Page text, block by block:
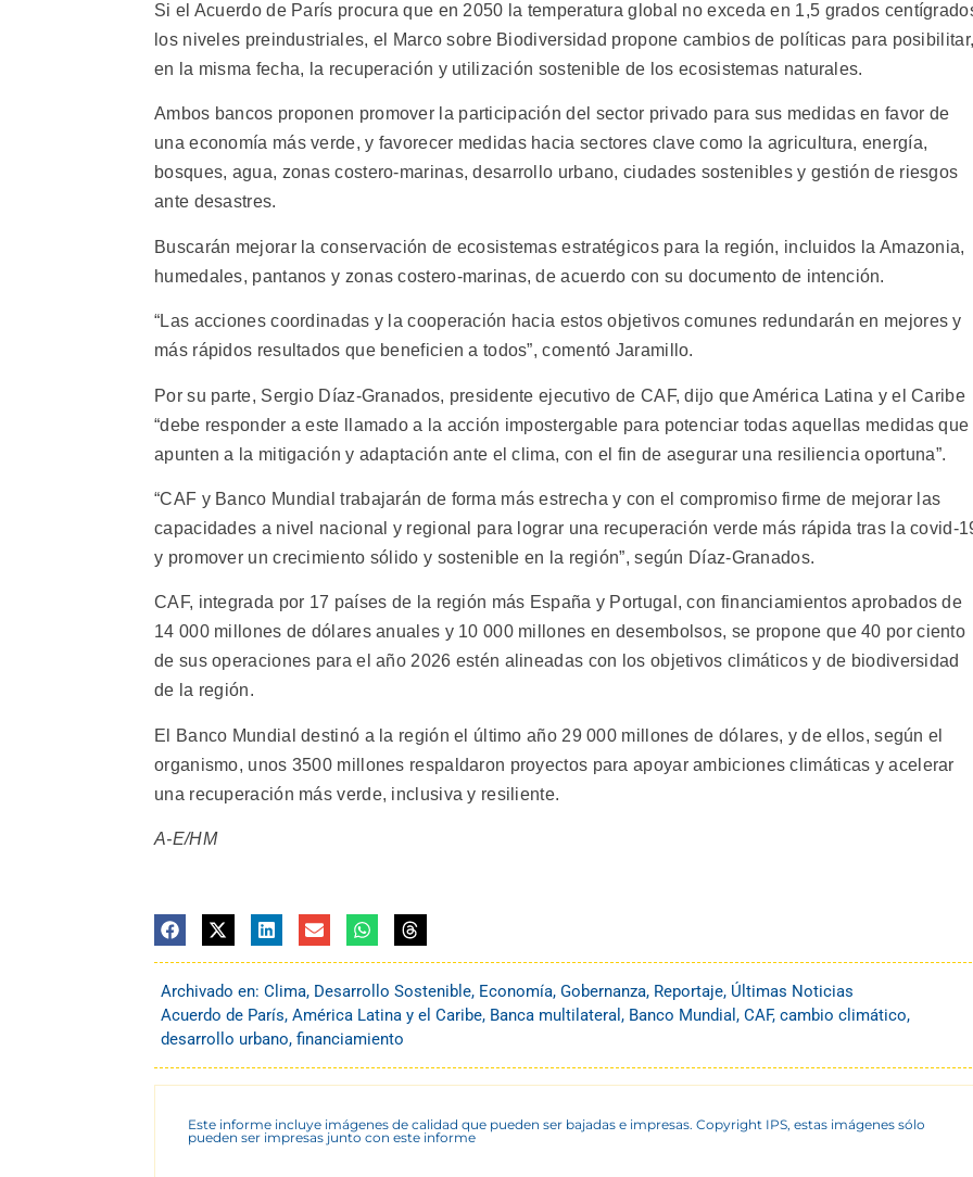
Si el Acuerdo de París procura que en 2050 la temperatura global no exceda en 1,5 grados
los niveles preindustriales, el Marco sobre Biodiversidad propone cambios de políticas para
en la misma fecha, la recuperación y utilización sostenible de los ecosistemas naturales.
Ambos bancos proponen promover la participación del sector privado para sus medidas en favor de
una economía más verde, y favorecer medidas hacia sectores clave como la agricultura, energía,
bosques, agua, zonas costero-marinas, desarrollo urbano, ciudades sostenibles y gestión de riesgos
ante desastres.
Buscarán mejorar la conservación de ecosistemas estratégicos para la región, incluidos la Amazonia,
humedales, pantanos y zonas costero-marinas, de acuerdo con su documento de intención.
“Las acciones coordinadas y la cooperación hacia estos objetivos comunes redundarán en mejores y
más rápidos resultados que beneficien a todos”, comentó Jaramillo.
Por su parte, Sergio Díaz-Granados, presidente ejecutivo de CAF, dijo que América Latina y el Caribe
“debe responder a este llamado a la acción impostergable para potenciar todas aquellas medidas que
apunten a la mitigación y adaptación ante el clima, con el fin de asegurar una resiliencia oportuna”.
“CAF y Banco Mundial trabajarán de forma más estrecha y con el compromiso firme de mejorar las
capacidades a nivel nacional y regional para lograr una recuperación verde más rápida tras la covid-
y promover un crecimiento sólido y sostenible en la región”, según Díaz-Granados.
CAF, integrada por 17 países de la región más España y Portugal, con financiamientos aprobados de
14 000 millones de dólares anuales y 10 000 millones en desembolsos, se propone que 40 por ciento
de sus operaciones para el año 2026 estén alineadas con los objetivos climáticos y de biodiversidad
de la región.
El Banco Mundial destinó a la región el último año 29 000 millones de dólares, y de ellos, según el
organismo, unos 3500 millones respaldaron proyectos para apoyar ambiciones climáticas y acelerar
una recuperación más verde, inclusiva y resiliente.
A-E/HM
Archivado en: Clima, Desarrollo Sostenible, Economía, Gobernanza, Reportaje, Últimas Noticias
Acuerdo de París, América Latina y el Caribe, Banca multilateral , Banco Mundial , CAF, cambio climático,
desarrollo urbano, financiamiento
Este informe incluye imágenes de calidad que pueden ser bajadas e impresas. Copyright IPS, estas imágenes sólo
pueden ser impresas junto con este informe